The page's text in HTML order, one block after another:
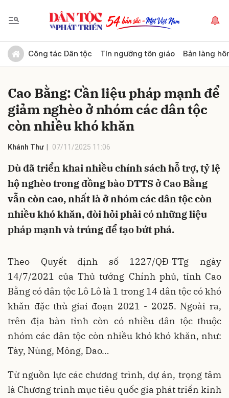
Công tác Dân tộc Tín ngưỡng tôn giáo Bản làng
Cao Bằng: Cần liệu pháp mạnh để
giảm nghèo ở nhóm các dân tộc
còn nhiều khó khăn
Khánh Thư 07/11/2025 11:06
Dù đã triển khai nhiều chính sách hỗ trợ, tỷ lệ
hộ nghèo trong đồng bào DTTS ở Cao Bằng
vẫn còn cao, nhất là ở nhóm các dân tộc còn
nhiều khó khăn, đòi hỏi phải có những liệu
pháp mạnh và trúng để tạo bứt phá.
Theo Quyết định số 1227/QĐ-TTg ngày
14/7/2021 của Thủ tướng Chính phủ, tỉnh Cao
Bằng có dân tộc Lô Lô là 1 trong 14 dân tộc có khó
khăn đặc thù giai đoạn 2021 - 2025. Ngoài ra,
trên địa bàn tỉnh còn có nhiều dân tộc thuộc
nhóm các dân tộc còn nhiều khó khó khăn, như:
Tày, Nùng, Mông, Dao…
Từ nguồn lực các chương trình, dự án, trọng tâm
là Chương trình mục tiêu quốc gia phát triển kinh
Gửi bình luận